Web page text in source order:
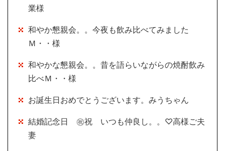
業様
和やか懇親会。。今夜も飲み比べてみました
Ｍ・・様
和やかな懇親会。。昔を語らいながらの焼酎飲み
比べＭ・・様
お誕生日おめでとうございます。みうちゃん
結婚記念日 ㊗祝 いつも仲良し。。♡高様ご夫
妻